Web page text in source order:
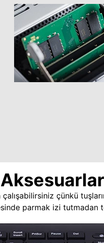
çünkü
parmak izi tutmadan